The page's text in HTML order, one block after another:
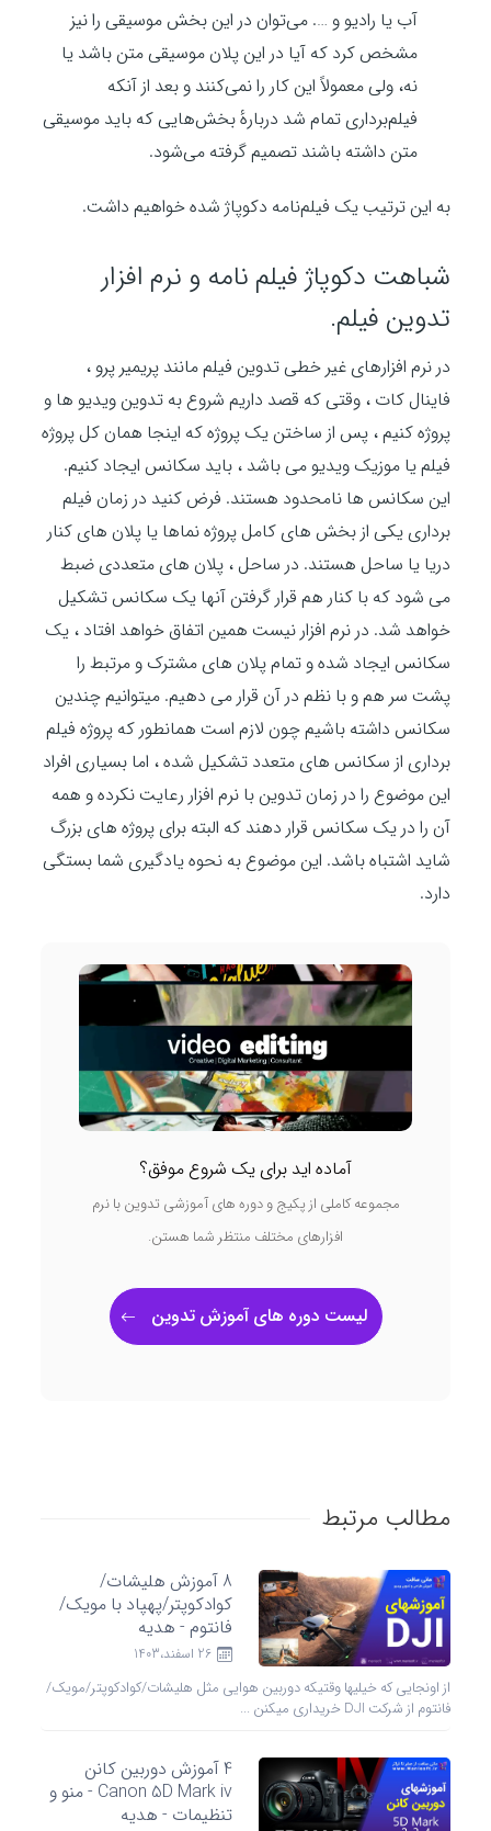
آب یا رادیو و …. می‌توان در این بخش موسیقی را نیز
مشخص کرد که آیا در این پلان موسیقی متن باشد یا
نه، ولی معمولاً این کار را نمی‌کنند و بعد از آنکه
فیلم‌برداری تمام شد دربارهٔ بخش‌هایی که باید موسیقی
متن داشته باشند تصمیم گرفته می‌شود.
به این ترتیب یک فیلم‌نامه دکوپاژ شده خواهیم داشت.
شباهت دکوپاژ فیلم نامه و نرم افزار
تدوین فیلم.
در نرم افزارهای غیر خطی تدوین فیلم مانند پریمیر پرو ،
فاینال کات ، وقتی که قصد داریم شروع به تدوین ویدیو ها و
پروژه کنیم ، پس از ساختن یک پروژه که اینجا همان کل پروژه
فیلم یا موزیک ویدیو می باشد ، باید سکانس ایجاد کنیم.
این سکانس ها نامحدود هستند. فرض کنید در زمان فیلم
برداری یکی از بخش های کامل پروژه نماها یا پلان های کنار
دریا یا ساحل هستند. در ساحل ، پلان های متعددی ضبط
می شود که با کنار هم قرار گرفتن آنها یک سکانس تشکیل
خواهد شد. در نرم افزار نیست همین اتفاق خواهد افتاد ، یک
سکانس ایجاد شده و تمام پلان های مشترک و مرتبط را
پشت سر هم و با نظم در آن قرار می دهیم. میتوانیم چندین
سکانس داشته باشیم چون لازم است همانطور که پروژه فیلم
برداری از سکانس های متعدد تشکیل شده ، اما بسیاری افراد
این موضوع را در زمان تدوین با نرم افزار رعایت نکرده و همه
آن را در یک سکانس قرار دهند که البته برای پروژه های بزرگ
شاید اشتباه باشد. این موضوع به نحوه یادگیری شما بستگی
دارد.
آماده اید برای یک شروع موفق؟
مجموعه کاملی از پکیج و دوره های آموزشی تدوین با نرم
افزارهای مختلف منتظر شما هستن.
لیست دوره های آموزش تدوین
مطالب مرتبط
8 آموزش هلیشات/
کوادکوپتر/پهپاد با مویک/
فانتوم - هدیه
26 اسفند،1403
از اونجایی که خیلیها وقتیکه دوربین هوایی مثل هلیشات/کوادکوپتر/مویک/
فانتوم از شرکت DJI خریداری میکنن ...
4 آموزش دوربین کانن
Canon 5D Mark iv - منو و
تنظیمات - هدیه